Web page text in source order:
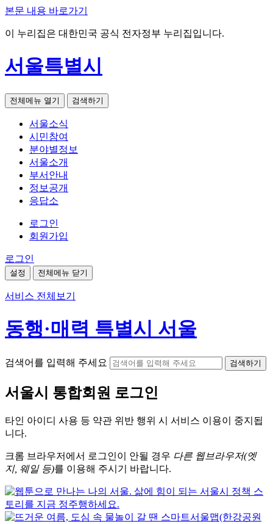
본문 내용 바로가기
이 누리집은 대한민국 공식 전자정부 누리집입니다.
서울특별시
전체메뉴 열기 검색하기
서울소식
시민참여
분야별정보
서울소개
부서안내
정보공개
응답소
로그인
회원가입
로그인
설정 전체메뉴 닫기
서비스 전체보기
동행·매력 특별시 서울
검색어를 입력해 주세요 검색하기
서울시 통합회원 로그인
타인 아이디 사용 등 약관 위반 행위 시 서비스 이용이 중지됩
니다.
크롬 브라우저에서 로그인이 안될 경우 다른 웹브라우저(엣
지, 웨일 등)를 이용해 주시기 바랍니다.